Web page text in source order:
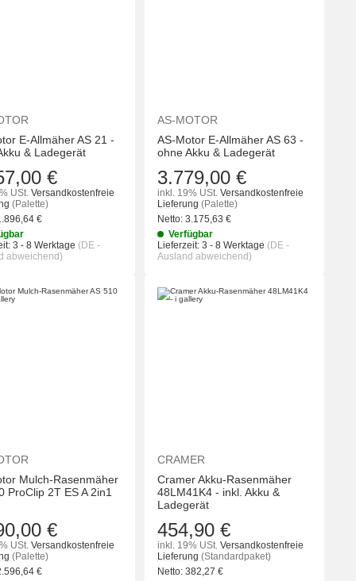
E-Allmäher AS 21 -
& Ladegerät
€
USt. Versandkostenfreie
(Palette)
€
3 - 8 Werktage (DE -
abweichend)
AS-MOTOR
AS-Motor E-Allmäher AS 63 -
ohne Akku & Ladegerät
3.779,00 €
inkl. 19% USt. Versandkostenfreie
Lieferung (Palette)
Netto: 3.175,63 €
Verfügbar
Lieferzeit: 3 - 8 Werktage (DE -
Ausland abweichend)
Mulch-Rasenmäher
ProClip 2T ES A 2in1
€
USt. Versandkostenfreie
(Palette)
€
CRAMER
Cramer Akku-Rasenmäher
48LM41K4 - inkl. Akku &
Ladegerät
454,90 €
inkl. 19% USt. Versandkostenfreie
Lieferung (Standardpaket)
Netto: 382,27 €